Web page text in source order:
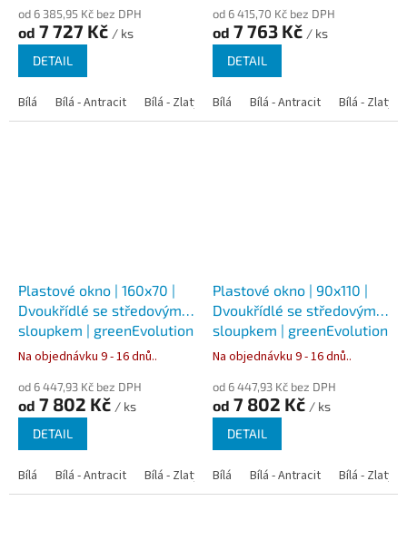
od 6 385,95 Kč bez DPH
od 7 727 Kč / ks
DETAIL
Bílá Bílá - Antracit Bílá - Zlatý dub Bílá - Tmavý dub Bílá -
od 6 415,70 Kč bez DPH
od 7 763 Kč / ks
DETAIL
Bílá Bílá - Antracit Bílá - Zlatý
Plastové okno | 160x70 |
Dvoukřídlé se středovým
sloupkem | greenEvolution
76
Na objednávku 9 - 16 dnů..
od 6 447,93 Kč bez DPH
od 7 802 Kč / ks
DETAIL
Bílá Bílá - Antracit Bílá - Zlatý dub Bílá - Tmavý dub Bílá -
Plastové okno | 90x110 |
Dvoukřídlé se středovým
sloupkem | greenEvolution
76
Na objednávku 9 - 16 dnů..
od 6 447,93 Kč bez DPH
od 7 802 Kč / ks
DETAIL
Bílá Bílá - Antracit Bílá - Zlatý